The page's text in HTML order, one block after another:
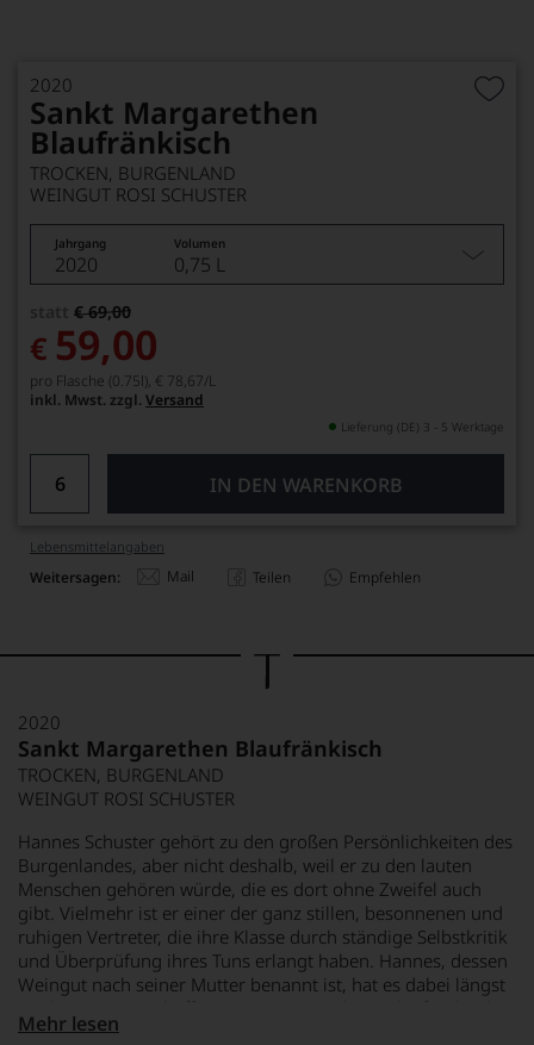
2020
Sankt Margarethen
Blaufränkisch
TROCKEN, BURGENLAND
WEINGUT ROSI SCHUSTER
Jahrgang Volumen
2020 0,75 L
€ 69,00
€ 59,00
pro Flasche (0.75l), € 78,67/L
inkl. Mwst. zzgl. Versand
Lieferung (DE) 3 - 5 Werktage
IN DEN WARENKORB
Lebensmittel­angaben
Weitersagen: Mail Teilen Empfehlen
2020
Sankt Margarethen Blaufränkisch
TROCKEN, BURGENLAND
WEINGUT ROSI SCHUSTER
Hannes Schuster gehört zu den großen Persönlichkeiten des
Burgenlandes, aber nicht deshalb, weil er zu den lauten
Menschen gehören würde, die es dort ohne Zweifel auch
gibt. Vielmehr ist er einer der ganz stillen, besonnenen und
ruhigen Vertreter, die ihre Klasse durch ständige Selbstkritik
und Überprüfung ihres Tuns erlangt haben. Hannes, dessen
Weingut nach seiner Mutter benannt ist, hat es dabei längst
St. Margarethen“ von über 60 Jahre alten biologisch
Mehr lesen